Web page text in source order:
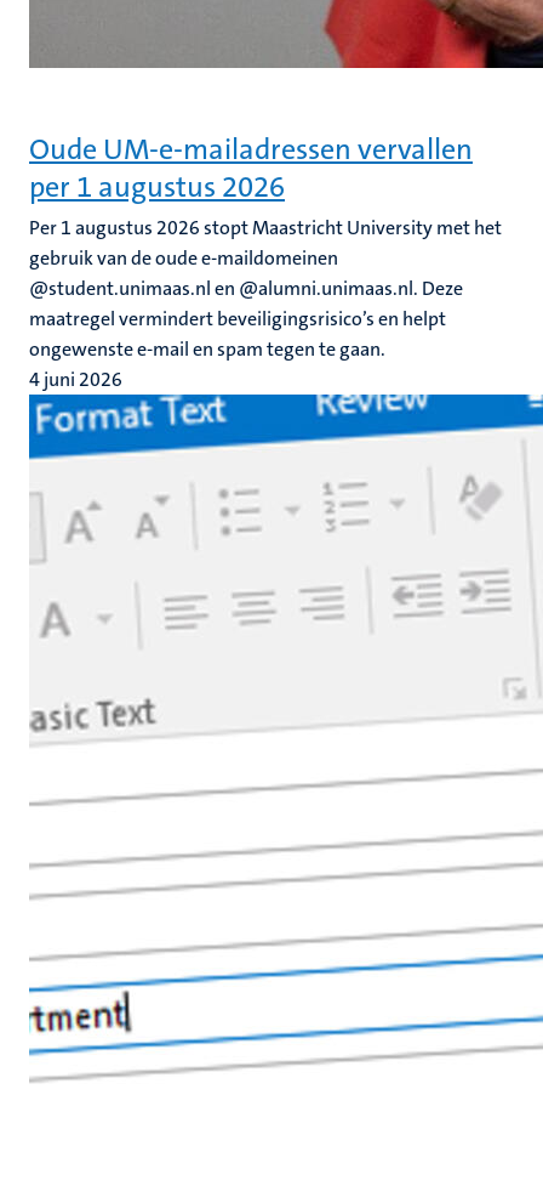
Oude UM-e-mailadressen vervallen
per 1 augustus 2026
Per 1 augustus 2026 stopt Maastricht University met het
gebruik van de oude e-maildomeinen
@student.unimaas.nl en @alumni.unimaas.nl. Deze
maatregel vermindert beveiligingsrisico’s en helpt
ongewenste e-mail en spam tegen te gaan.
4 juni 2026